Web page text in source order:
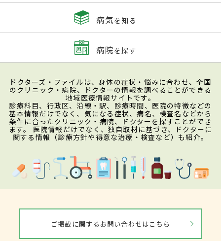
病気を知る
病院を探す
ドクターズ・ファイルは、身体の症状・悩みに合わせ、全国
のクリニック・病院、ドクターの情報を調べることができる
地域医療情報サイトです。
診療科目、行政区、沿線・駅、診療時間、医院の特徴などの
基本情報だけでなく、気になる症状、病名、検査名などから
条件に合ったクリニック・病院、ドクターを探すことができ
ます。 医院情報だけでなく、独自取材に基づき、ドクターに
関する情報（診療方針や得意な治療・検査など）も紹介。
ご掲載に関するお問い合わせはこちら